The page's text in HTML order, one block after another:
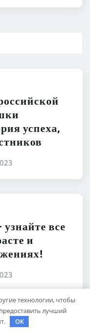
успеха,
все
и
технологии, чтобы
лучший
OK